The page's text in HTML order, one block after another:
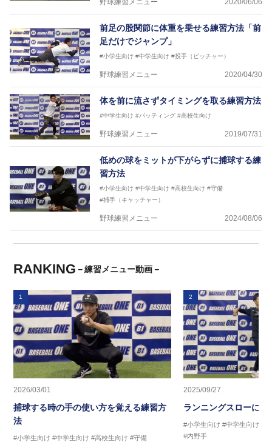
野球練習メニュー 2020/06/06
前足の股関節に体重を乗せる練習方法「前
足だけでジャンプ」
#小学生向け #中学生向け #投手（ピッチャー）
野球練習メニュー 2020/04/30
体を前に流さずタイミングを取る練習方法
#中学生向け #バッティング #高校生向け
野球練習メニュー 2019/07/31
低めの球をミットが下がらずに捕球する練
習方法
#小学生向け #中学生向け #高校生向け #守備
#捕手（キャッチャー）
野球練習メニュー 2024/08/06
RANKING －練習メニュー動画－
1
2026/03/01
捕球する時の手の使い方を覚える練習方
法
#小学生向け #中学生向け #高校生向け #守備
2
2025/09/27
ランニングスローに繋
#小学生向け #中学生向け
#内野手